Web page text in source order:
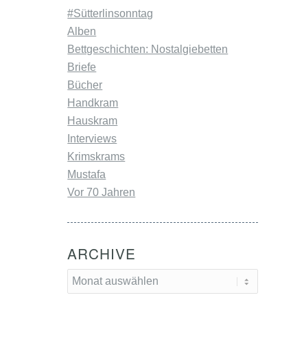
#Sütterlinsonntag
Alben
Bettgeschichten: Nostalgiebetten
Briefe
Bücher
Handkram
Hauskram
Interviews
Krimskrams
Mustafa
Vor 70 Jahren
ARCHIVE